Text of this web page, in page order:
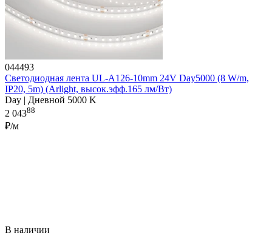
044493
Светодиодная лента UL-A126-10mm 24V Day5000 (8 W/m,
IP20, 5m) (Arlight, высок.эфф.165 лм/Вт)
Day | Дневной 5000 K
2 04388
₽/м
В наличии